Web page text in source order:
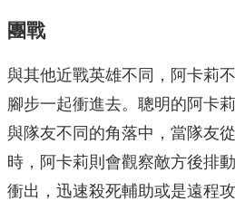
團戰
與其他近戰英雄不同，阿卡莉
腳步一起衝進去。聰明的阿卡
與隊友不同的角落中，當隊友
時，阿卡莉則會觀察敵方後排
衝出，迅速殺死輔助或是遠程攻